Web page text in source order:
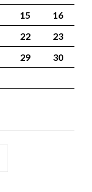
15
16
22
23
29
30